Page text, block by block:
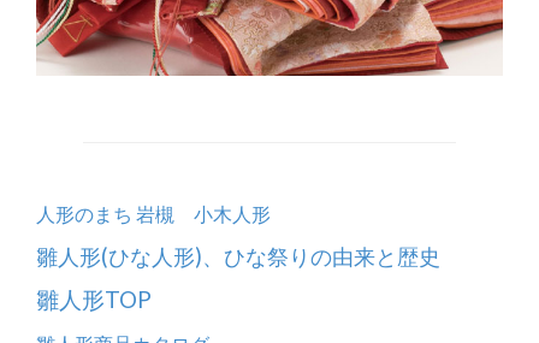
人形のまち 岩槻 小木人形
雛人形(ひな人形)、ひな祭りの由来と歴史
雛人形TOP